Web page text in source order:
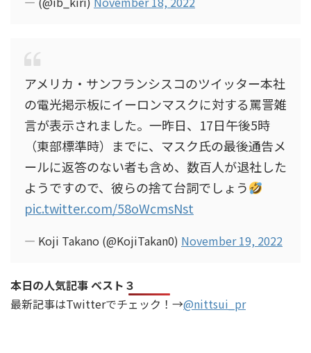
アメリカ・サンフランシスコのツイッター本社
の電光掲示板にイーロンマスクに対する罵詈雑
言が表示されました。一昨日、17日午後5時
（東部標準時）までに、マスク氏の最後通告メ
ールに返答のない者も含め、数百人が退社した
ようですので、彼らの捨て台詞でしょう
pic.twitter.com/58oWcmsNst
— Koji Takano (@KojiTakan0) November 19, 2022
本日の人気記事 ベスト３
最新記事はTwitterでチェック！→@nittsui_pr